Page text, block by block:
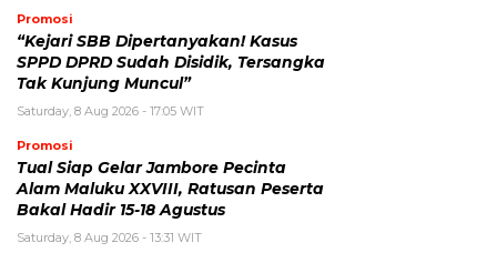
Promosi
“Kejari SBB Dipertanyakan! Kasus
SPPD DPRD Sudah Disidik, Tersangka
Tak Kunjung Muncul”
Saturday, 8 Aug 2026 - 17:05 WIT
Promosi
Tual Siap Gelar Jambore Pecinta
Alam Maluku XXVIII, Ratusan Peserta
Bakal Hadir 15-18 Agustus
Saturday, 8 Aug 2026 - 13:31 WIT